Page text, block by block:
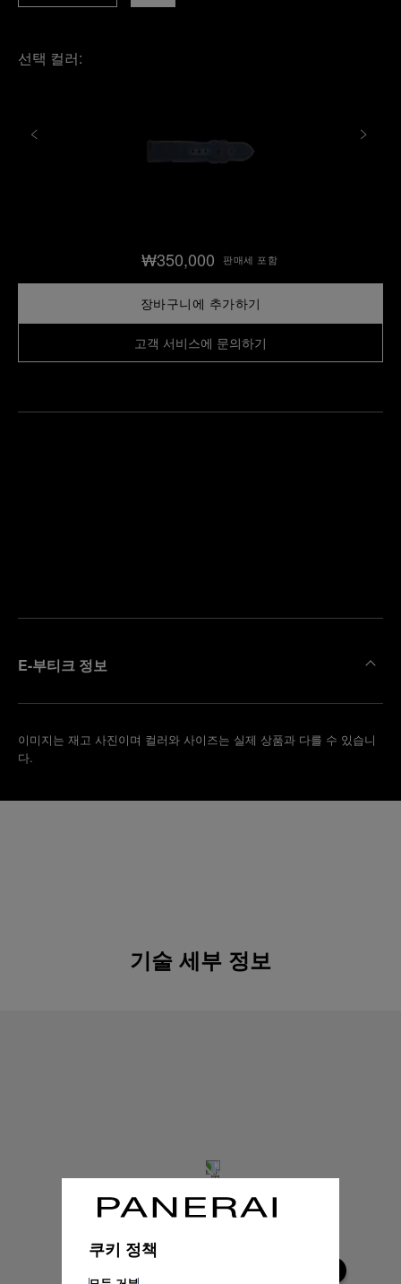
선택 컬러:
₩350,000 판매세 포함
장바구니에 추가하기
고객 서비스에 문의하기
E-부티크 정보
이미지는 재고 사진이며 컬러와 사이즈는 실제 상품과 다를 수 있습니
다.
기술 세부 정보
쿠키 정책